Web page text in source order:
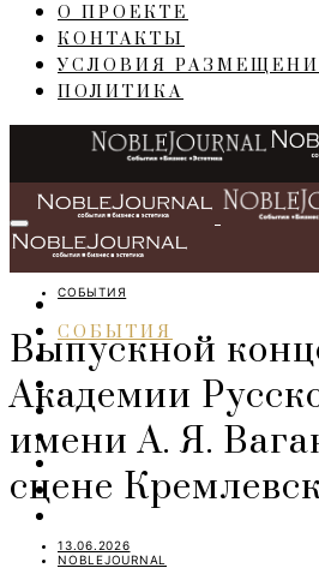
О ПРОЕКТЕ
КОНТАКТЫ
УСЛОВИЯ
ПОЛИТИКА
ГЛАВНАЯ
СОБЫТИЯ
БИЗНЕС
ПЕРСОНЫ
ИНТЕРЬЕР
LIFESTYLE
ART
СОБЫТИЯ
Выпускной
Академии
имени А. Я.
сцене
13.06.2026
NOBLEJOURNAL